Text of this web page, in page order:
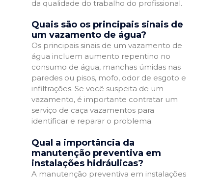
da qualidade do trabalho do profissional.
Quais são os principais sinais de
um vazamento de água?
Os principais sinais de um vazamento de
água incluem aumento repentino no
consumo de água, manchas úmidas nas
paredes ou pisos, mofo, odor de esgoto e
infiltrações. Se você suspeita de um
vazamento, é importante contratar um
serviço de caça vazamentos para
identificar e reparar o problema.
Qual a importância da
manutenção preventiva em
instalações hidráulicas?
A manutenção preventiva em instalações